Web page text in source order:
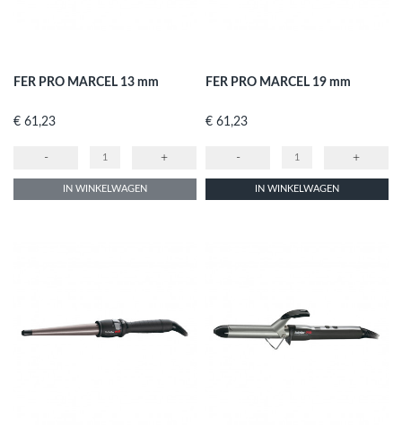
FER PRO MARCEL 13 mm
Prijs
€ 61,23
- +
IN WINKELWAGEN
FER PRO MARCEL 19 mm
Prijs
€ 61,23
- +
IN WINKELWAGEN